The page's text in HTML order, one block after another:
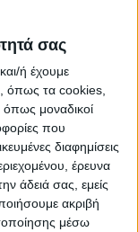
σας
ή έχουμε
όπως τα cookies,
μοναδικοί
που
διαφημίσεις
έρευνα
άδειά σας, εμείς
ακριβή
μέσω
ακραία
διαχείριση
σύμφωνα με
τα οποία
του
σε
των
στη Δυτική